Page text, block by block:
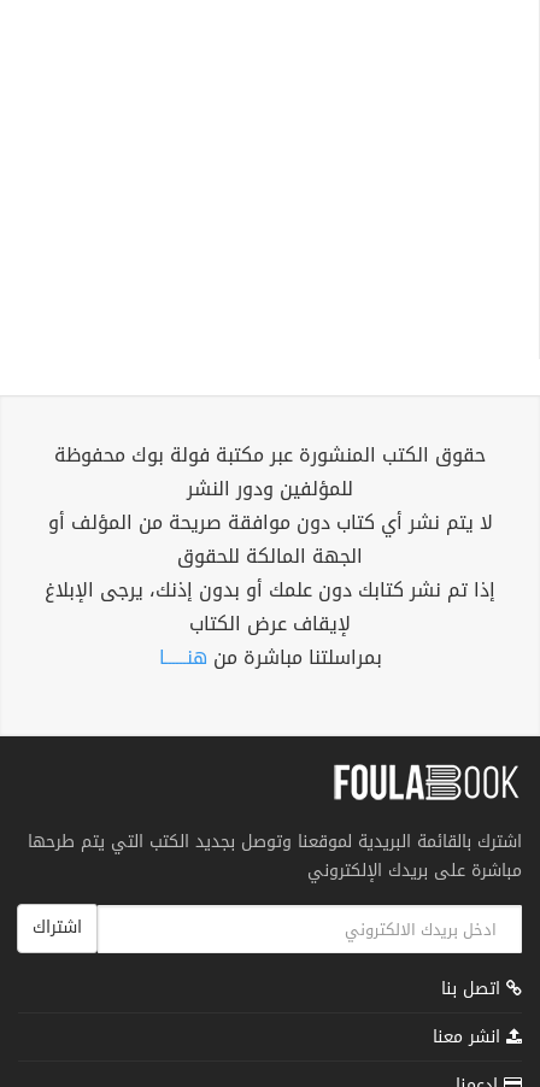
حقوق الكتب المنشورة عبر مكتبة فولة بوك محفوظة
للمؤلفين ودور النشر
لا يتم نشر أي كتاب دون موافقة صريحة من المؤلف أو
الجهة المالكة للحقوق
إذا تم نشر كتابك دون علمك أو بدون إذنك، يرجى الإبلاغ
لإيقاف عرض الكتاب
بمراسلتنا مباشرة من هنــــــا
اشترك بالقائمة البريدية لموقعنا وتوصل بجديد الكتب التي يتم طرحها
مباشرة على بريدك الإلكتروني
اشتراك
اتصل بنا
انشر معنا